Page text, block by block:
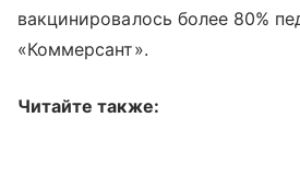
вакцинировалось более 80%
«Коммерсант».
Читайте также: